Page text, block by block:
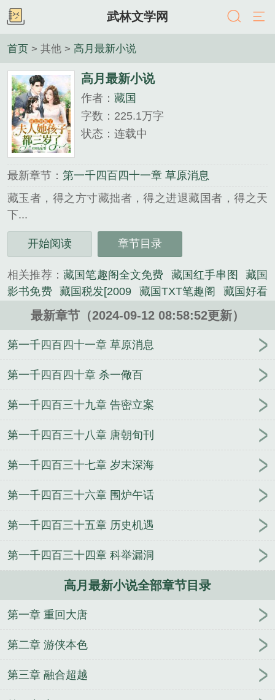
武林文学网
首页 > 其他 > 高月最新小说
高月最新小说
作者： 藏国
字数：225.1万字
状态：连载中
最新章节： 第一千四百四十一章 草原消息
藏玉者，得之方寸藏拙者，得之进退藏国者，得之天
下...
《高月最新小说》是藏国精心创作的其他类小说。
开始阅读
章节目录
相关推荐： 藏国笔趣阁全文免费 藏国红手串图
藏国
影书免费
藏国税发[2009 藏国TXT笔趣阁
藏国好看
藏国天禄书院 藏国高月免费阅读
藏国全文免费
藏国免费阅读完整版 藏国忠 黑龙江 藏国仁的
框架三层次理论 藏国笔趣阁高月最新
藏国TXT免
国徽赣榆副书记 藏国TXT八零
藏国红是什么东西
家简介 藏国强简历 藏国平同志个人简历
藏国忠
是什么
藏国祥 藏国寅筒历 藏国全本免费TXT
臧国
民滑县 藏国起点中文网 藏国徽
藏国笔
趣阁
藏国华 藏国民滑县 藏国峰书法家
藏国寅芜
湖市 藏国平 藏国无错字精校版笔趣阁
藏国高月
栋 藏国笔趣阁无弹窗 藏国高月最新章节八一中文
30年山西杏花杏 日本武藏国
藏国民简历
藏国福 藏国强 藏国TXT校对版
召唤千古人杰
异世武
巅
晚唐余晖 主播别装，我都看到你摸金符了！
情
场做戏
武道修仙：我一修炼就开悟
斗罗：我都修仙
无上
皇座 四合院从杀猪开始
从柯
最新章节（2024-09-12 08:58:52更新）
第一千四百四十一章 草原消息
第一千四百四十章 杀一儆百
第一千四百三十九章 告密立案
第一千四百三十八章 唐朝旬刊
第一千四百三十七章 岁末深海
第一千四百三十六章 围炉午话
第一千四百三十五章 历史机遇
第一千四百三十四章 科举漏洞
高月最新小说全部章节目录
第一章 重回大唐
第二章 游侠本色
第三章 融合超越